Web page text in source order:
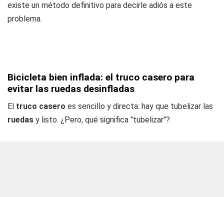
existe un método definitivo para decirle adiós a este
problema.
Bicicleta bien inflada: el truco casero para
evitar las ruedas desinfladas
El truco casero es sencillo y directa: hay que tubelizar las
ruedas y listo. ¿Pero, qué significa "tubelizar"?